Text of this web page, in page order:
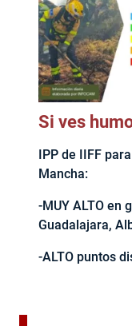
Si ves
IPP de IIFF
Mancha:
-MUY ALTO en
Guadalajara,
-ALTO puntos